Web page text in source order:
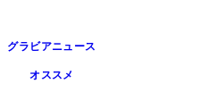
グラビアニュース
オススメ